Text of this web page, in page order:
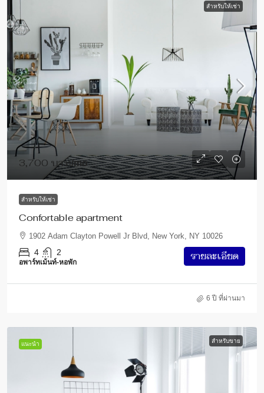
สำหรับให้เช่า
3,700 บาท/mo
สำหรับให้เช่า
Confortable apartment
1902 Adam Clayton Powell Jr Blvd, New York, NY 10026
4 2
อพาร์ทเม้นท์-หอพัก
รายละเอียด
6 ปี ที่ผ่านมา
แนะนำ สำหรับขาย